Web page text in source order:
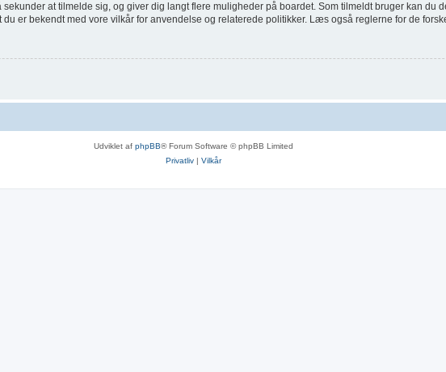
at tilmelde sig, og giver dig langt flere muligheder på boardet. Som tilmeldt bruger kan du
er bekendt med vore vilkår for anvendelse og relaterede politikker. Læs også reglerne for de
Udviklet af phpBB® Forum Software © phpBB Limited
Privatliv| Vilkår